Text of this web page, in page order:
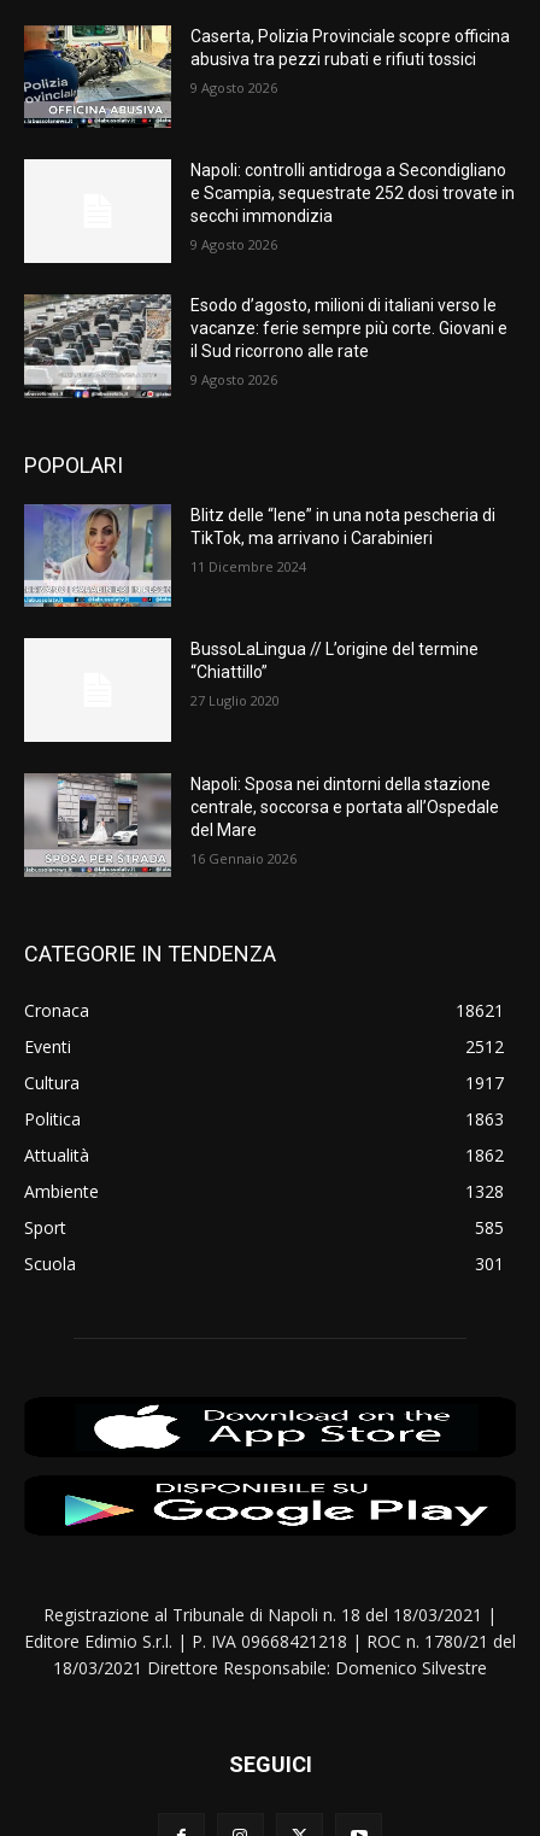
Caserta, Polizia Provinciale scopre officina
abusiva tra pezzi rubati e rifiuti tossici
9 Agosto 2026
Napoli: controlli antidroga a Secondigliano
e Scampia, sequestrate 252 dosi trovate in
secchi immondizia
9 Agosto 2026
Esodo d’agosto, milioni di italiani verso le
vacanze: ferie sempre più corte. Giovani e
il Sud ricorrono alle rate
9 Agosto 2026
POPOLARI
Blitz delle “Iene” in una nota pescheria di
TikTok, ma arrivano i Carabinieri
11 Dicembre 2024
BussoLaLingua // L’origine del termine
“Chiattillo”
27 Luglio 2020
Napoli: Sposa nei dintorni della stazione
centrale, soccorsa e portata all’Ospedale
del Mare
16 Gennaio 2026
CATEGORIE IN TENDENZA
Cronaca
18621
Eventi
2512
Cultura
1917
Politica
1863
Attualità
1862
Ambiente
1328
Sport
585
Scuola
301
Registrazione al Tribunale di Napoli n. 18 del 18/03/2021 |
Editore Edimio S.r.l. | P. IVA 09668421218 | ROC n. 1780/21 del
18/03/2021 Direttore Responsabile: Domenico Silvestre
SEGUICI